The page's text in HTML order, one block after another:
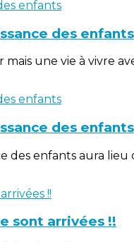
des enfants
une vie à vivre
des enfants
des enfants aura lieu
sont arrivées !!